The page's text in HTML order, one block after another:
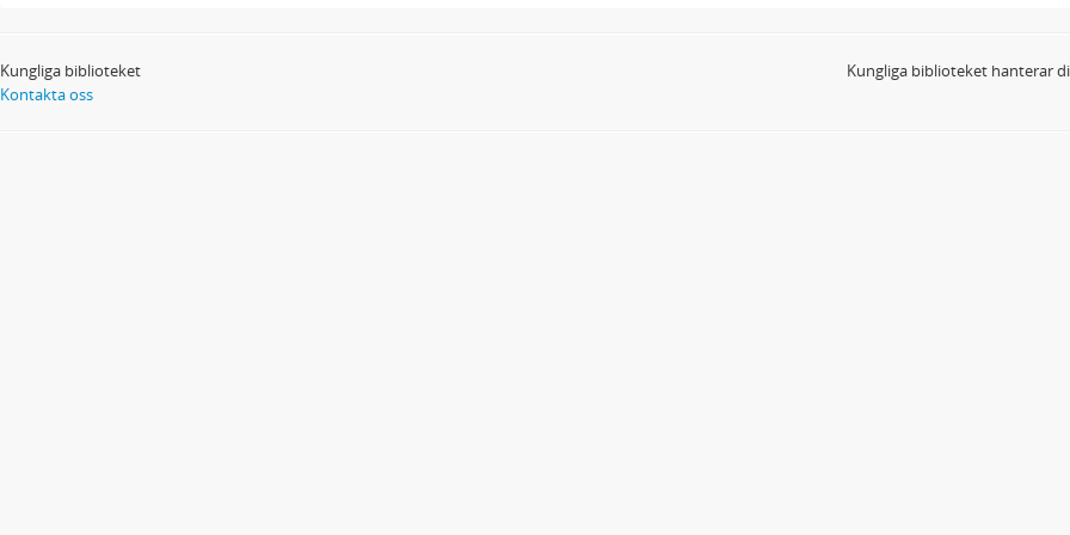
Kungliga biblioteket
Kontakta oss
Kungliga biblioteket hanterar